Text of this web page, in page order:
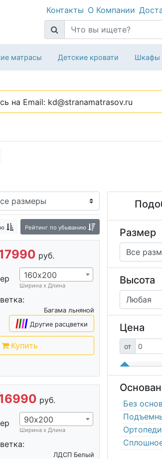
Контакты О Компании
матрасы Детские кровати Шкафы
на Email: kd@stranamatrasov.ru
Рейтинг по убыванию
руб.
160х200
Ширина х Длина
Багама льняной
|||| Другие расцветки
Купить
руб.
90х200
Ширина х Длина
ЛДСП Белый
Размер
Высота
Цена
от
Без